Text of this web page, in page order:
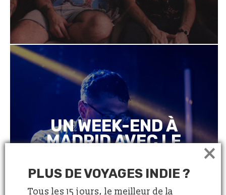
UN WEEK-END À
MADRID AVEC LE
MALARIA
5 avril 2018 6 min. parIndie Guides
PLUS DE VOYAGES INDIE ?
Tous les 15 jours, le meilleur de la
×